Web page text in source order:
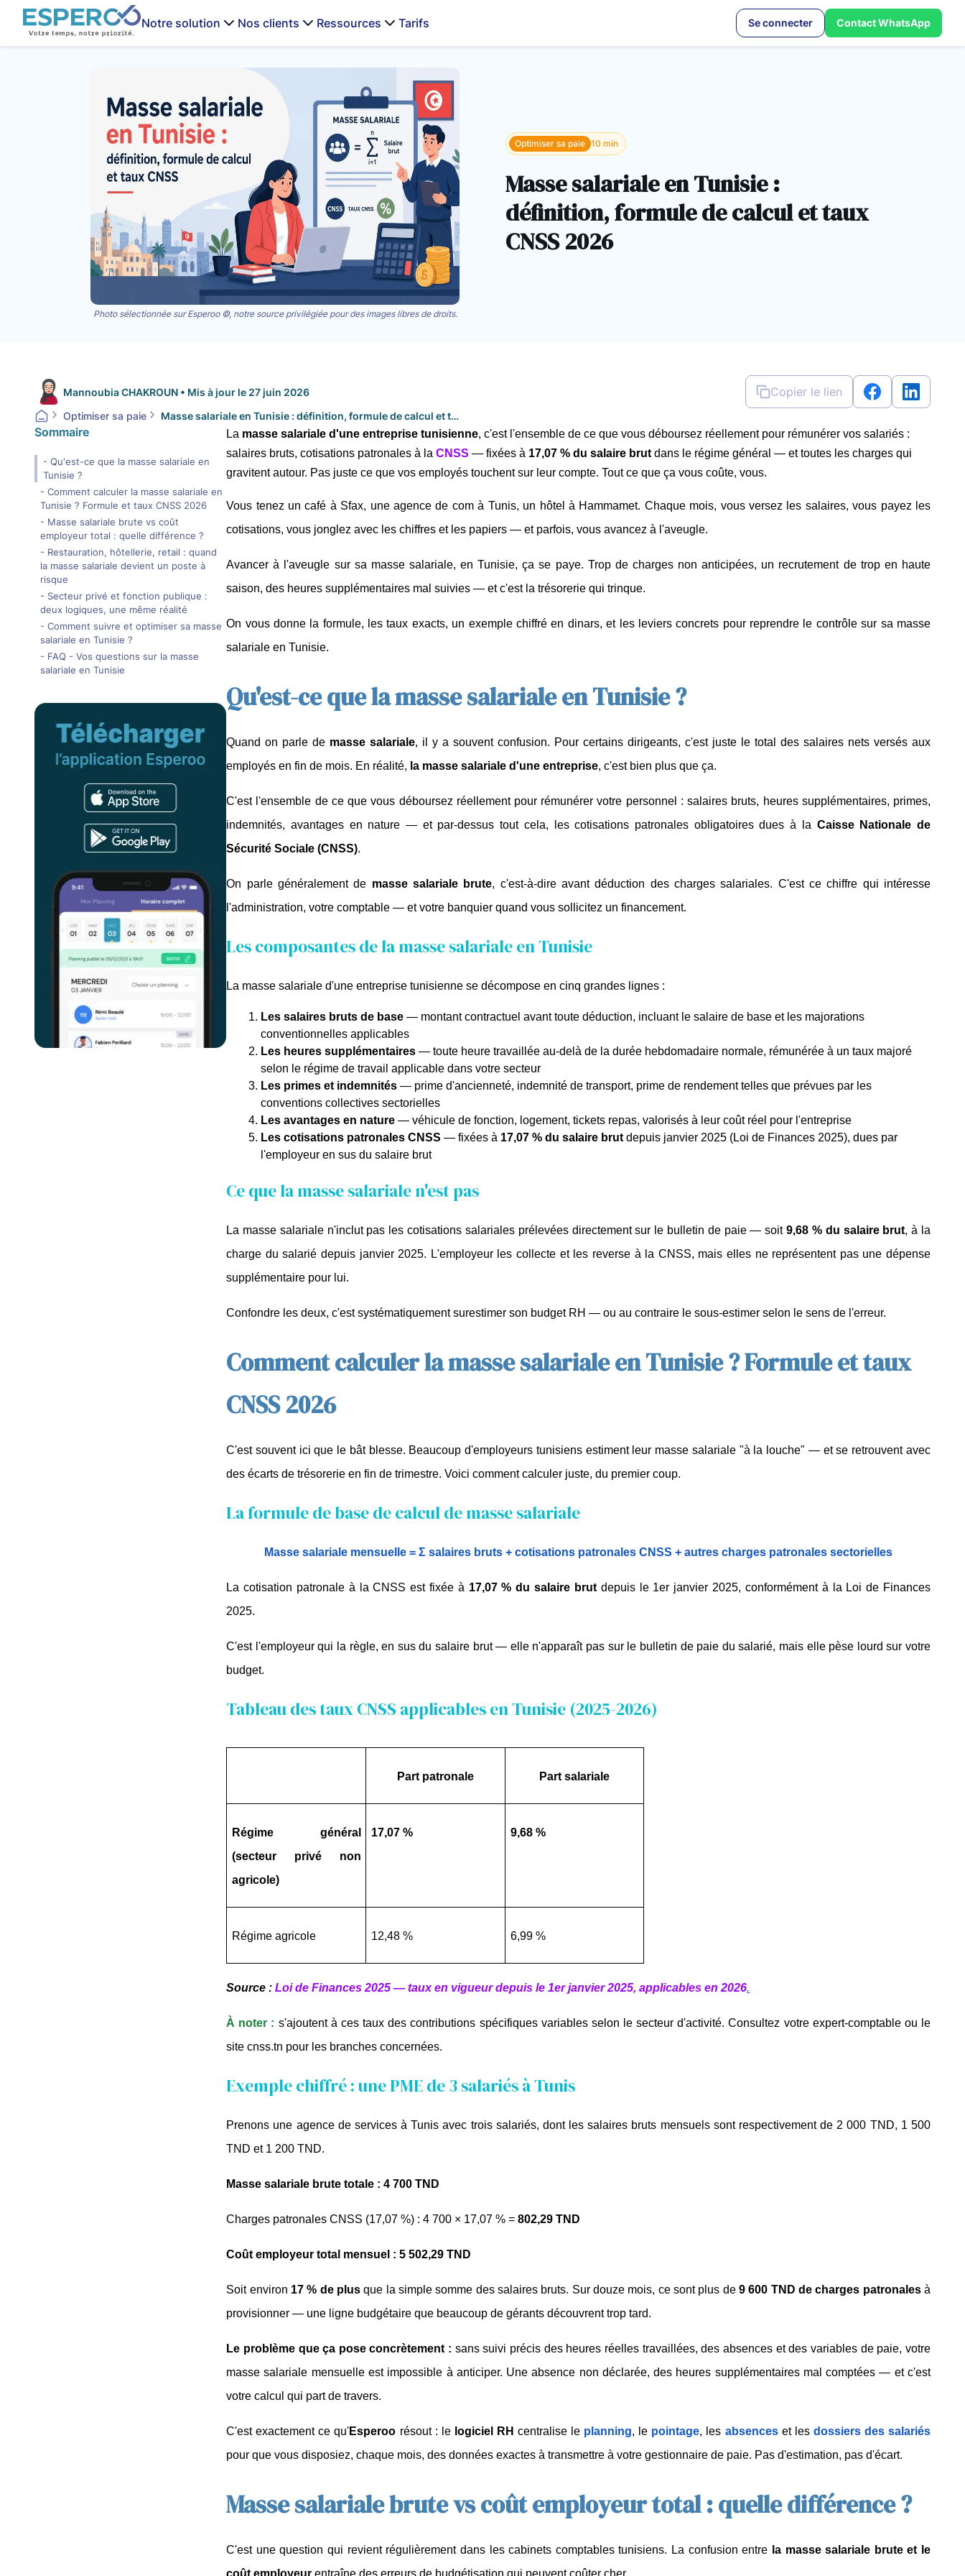
Notre solution Nos clients Ressources Tarifs Se connecter Contact WhatsApp
Photo sélectionnée sur Esperoo ©, notre source privilégiée pour des images libres de droits.
Optimiser sa paie 10 min
Masse salariale en Tunisie :
définition, formule de calcul et taux
CNSS 2026
Mannoubia CHAKROUN • Mis à jour le 27 juin 2026 Copier le lien
Optimiser sa paie Masse salariale en Tunisie : définition, formule de calcul et taux CNSS 2026
Sommaire
- Qu'est-ce que la masse salariale en
Tunisie ?
- Comment calculer la masse salariale en
Tunisie ? Formule et taux CNSS 2026
- Masse salariale brute vs coût
employeur total : quelle différence ?
- Restauration, hôtellerie, retail : quand
la masse salariale devient un poste à
risque
- Secteur privé et fonction publique :
deux logiques, une même réalité
- Comment suivre et optimiser sa masse
salariale en Tunisie ?
- FAQ - Vos questions sur la masse
salariale en Tunisie
La masse salariale d'une entreprise tunisienne, c'est l'ensemble de ce que vous déboursez réellement pour rémunérer vos salariés :
salaires bruts, cotisations patronales à la CNSS — fixées à 17,07 % du salaire brut dans le régime général — et toutes les charges qui
gravitent autour. Pas juste ce que vos employés touchent sur leur compte. Tout ce que ça vous coûte, vous.
Vous tenez un café à Sfax, une agence de com à Tunis, un hôtel à Hammamet. Chaque mois, vous versez les salaires, vous payez les
cotisations, vous jonglez avec les chiffres et les papiers — et parfois, vous avancez à l'aveugle.
Avancer à l'aveugle sur sa masse salariale, en Tunisie, ça se paye. Trop de charges non anticipées, un recrutement de trop en haute
saison, des heures supplémentaires mal suivies — et c'est la trésorerie qui trinque.
On vous donne la formule, les taux exacts, un exemple chiffré en dinars, et les leviers concrets pour reprendre le contrôle sur sa masse
salariale en Tunisie.
Qu'est-ce que la masse salariale en Tunisie ?
Quand on parle de masse salariale, il y a souvent confusion. Pour certains dirigeants, c'est juste le total des salaires nets versés aux
employés en fin de mois. En réalité, la masse salariale d'une entreprise, c'est bien plus que ça.
C'est l'ensemble de ce que vous déboursez réellement pour rémunérer votre personnel : salaires bruts, heures supplémentaires, primes,
indemnités, avantages en nature — et par-dessus tout cela, les cotisations patronales obligatoires dues à la Caisse Nationale de
Sécurité Sociale (CNSS).
On parle généralement de masse salariale brute, c'est-à-dire avant déduction des charges salariales. C'est ce chiffre qui intéresse
l'administration, votre comptable — et votre banquier quand vous sollicitez un financement.
Les composantes de la masse salariale en Tunisie
La masse salariale d'une entreprise tunisienne se décompose en cinq grandes lignes :
Les salaires bruts de base — montant contractuel avant toute déduction, incluant le salaire de base et les majorations
conventionnelles applicables
Les heures supplémentaires — toute heure travaillée au-delà de la durée hebdomadaire normale, rémunérée à un taux majoré
selon le régime de travail applicable dans votre secteur
Les primes et indemnités — prime d'ancienneté, indemnité de transport, prime de rendement telles que prévues par les
conventions collectives sectorielles
Les avantages en nature — véhicule de fonction, logement, tickets repas, valorisés à leur coût réel pour l'entreprise
Les cotisations patronales CNSS — fixées à 17,07 % du salaire brut depuis janvier 2025 (Loi de Finances 2025), dues par
l'employeur en sus du salaire brut
Ce que la masse salariale n'est pas
La masse salariale n'inclut pas les cotisations salariales prélevées directement sur le bulletin de paie — soit 9,68 % du salaire brut, à la
charge du salarié depuis janvier 2025. L'employeur les collecte et les reverse à la CNSS, mais elles ne représentent pas une dépense
supplémentaire pour lui.
Confondre les deux, c'est systématiquement surestimer son budget RH — ou au contraire le sous-estimer selon le sens de l'erreur.
Comment calculer la masse salariale en Tunisie ? Formule et taux
CNSS 2026
C'est souvent ici que le bât blesse. Beaucoup d'employeurs tunisiens estiment leur masse salariale "à la louche" — et se retrouvent avec
des écarts de trésorerie en fin de trimestre. Voici comment calculer juste, du premier coup.
La formule de base de calcul de masse salariale
Masse salariale mensuelle = Σ salaires bruts + cotisations patronales CNSS + autres charges patronales sectorielles
La cotisation patronale à la CNSS est fixée à 17,07 % du salaire brut depuis le 1er janvier 2025, conformément à la Loi de Finances
2025.
C'est l'employeur qui la règle, en sus du salaire brut — elle n'apparaît pas sur le bulletin de paie du salarié, mais elle pèse lourd sur votre
budget.
Tableau des taux CNSS applicables en Tunisie (2025-2026)
Part patronale Part salariale
Régime général
(secteur privé non
agricole)
17,07 % 9,68 %
Régime agricole 12,48 % 6,99 %
Source : Loi de Finances 2025 — taux en vigueur depuis le 1er janvier 2025, applicables en 2026.
À noter : s'ajoutent à ces taux des contributions spécifiques variables selon le secteur d'activité. Consultez votre expert-comptable ou le
site cnss.tn pour les branches concernées.
Exemple chiffré : une PME de 3 salariés à Tunis
Prenons une agence de services à Tunis avec trois salariés, dont les salaires bruts mensuels sont respectivement de 2 000 TND, 1 500
TND et 1 200 TND.
Masse salariale brute totale : 4 700 TND
Charges patronales CNSS (17,07 %) : 4 700 × 17,07 % = 802,29 TND
Coût employeur total mensuel : 5 502,29 TND
Soit environ 17 % de plus que la simple somme des salaires bruts. Sur douze mois, ce sont plus de 9 600 TND de charges patronales à
provisionner — une ligne budgétaire que beaucoup de gérants découvrent trop tard.
Le problème que ça pose concrètement : sans suivi précis des heures réelles travaillées, des absences et des variables de paie, votre
masse salariale mensuelle est impossible à anticiper. Une absence non déclarée, des heures supplémentaires mal comptées — et c'est
votre calcul qui part de travers.
C'est exactement ce qu'Esperoo résout : le logiciel RH centralise le planning, le pointage, les absences et les dossiers des salariés
pour que vous disposiez, chaque mois, des données exactes à transmettre à votre gestionnaire de paie. Pas d'estimation, pas d'écart.
Masse salariale brute vs coût employeur total : quelle différence ?
C'est une question qui revient régulièrement dans les cabinets comptables tunisiens. La confusion entre la masse salariale brute et le
coût employeur entraîne des erreurs de budgétisation qui peuvent coûter cher.